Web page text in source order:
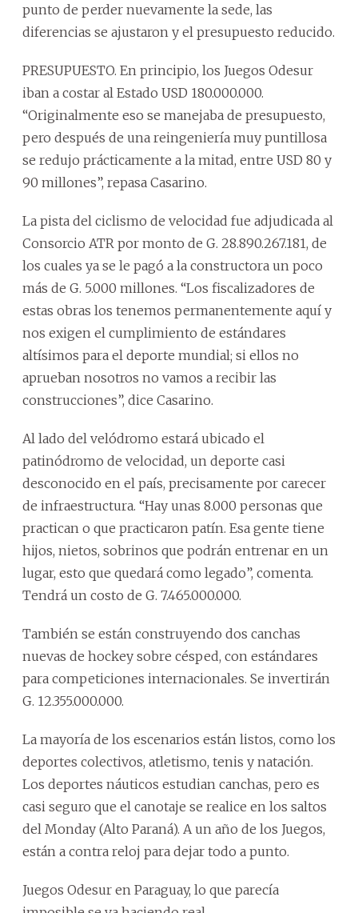
punto de perder nuevamente la sede, las
diferencias se ajustaron y el presupuesto reducido.
PRESUPUESTO. En principio, los Juegos Odesur
iban a costar al Estado USD 180.000.000.
“Originalmente eso se manejaba de presupuesto,
pero después de una reingeniería muy puntillosa
se redujo prácticamente a la mitad, entre USD 80 y
90 millones”, repasa Casarino.
La pista del ciclismo de velocidad fue adjudicada al
Consorcio ATR por monto de G. 28.890.267.181, de
los cuales ya se le pagó a la constructora un poco
más de G. 5.000 millones. “Los fiscalizadores de
estas obras los tenemos permanentemente aquí y
nos exigen el cumplimiento de estándares
altísimos para el deporte mundial; si ellos no
aprueban nosotros no vamos a recibir las
construcciones”, dice Casarino.
Al lado del velódromo estará ubicado el
patinódromo de velocidad, un deporte casi
desconocido en el país, precisamente por carecer
de infraestructura. “Hay unas 8.000 personas que
practican o que practicaron patín. Esa gente tiene
hijos, nietos, sobrinos que podrán entrenar en un
lugar, esto que quedará como legado”, comenta.
Tendrá un costo de G. 7.465.000.000.
También se están construyendo dos canchas
nuevas de hockey sobre césped, con estándares
para competiciones internacionales. Se invertirán
G. 12.355.000.000.
La mayoría de los escenarios están listos, como los
deportes colectivos, atletismo, tenis y natación.
Los deportes náuticos estudian canchas, pero es
casi seguro que el canotaje se realice en los saltos
del Monday (Alto Paraná). A un año de los Juegos,
están a contra reloj para dejar todo a punto.
Juegos Odesur en Paraguay, lo que parecía